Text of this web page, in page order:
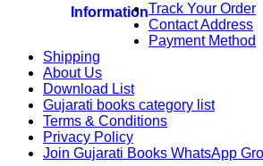
InformationTrack Your Order
Contact Address
Payment Method
Shipping
About Us
Download List
Gujarati books category list
Terms & Conditions
Privacy Policy
Join Gujarati Books WhatsApp